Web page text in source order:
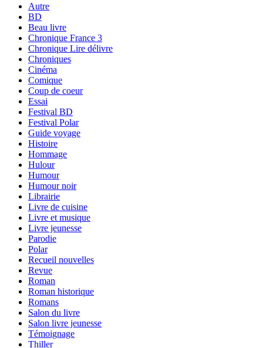
Autre
BD
Beau livre
Chronique France 3
Chronique Lire délivre
Chroniques
Cinéma
Comique
Coup de coeur
Essai
Festival BD
Festival Polar
Guide voyage
Histoire
Hommage
Hulour
Humour
Humour noir
Librairie
Livre de cuisine
Livre et musique
Livre jeunesse
Parodie
Polar
Recueil nouvelles
Revue
Roman
Roman historique
Romans
Salon du livre
Salon livre jeunesse
Témoignage
Thiller